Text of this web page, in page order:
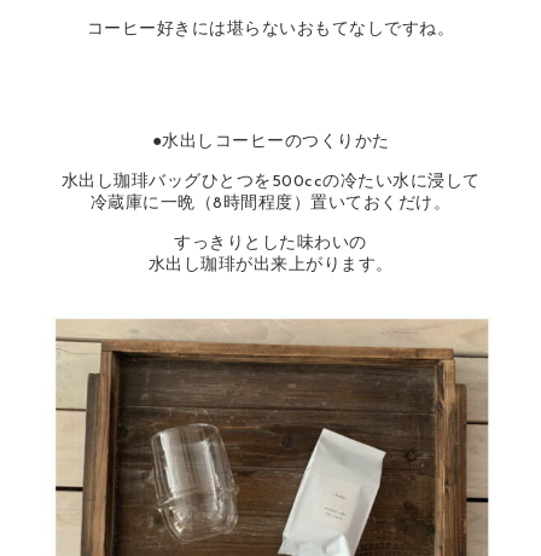
コーヒー好きには堪らないおもてなしですね。
●水出しコーヒーのつくりかた
水出し珈琲バッグひとつを500ccの冷たい水に浸して
冷蔵庫に一晩（8時間程度）置いておくだけ。
すっきりとした味わいの
水出し珈琲が出来上がります。